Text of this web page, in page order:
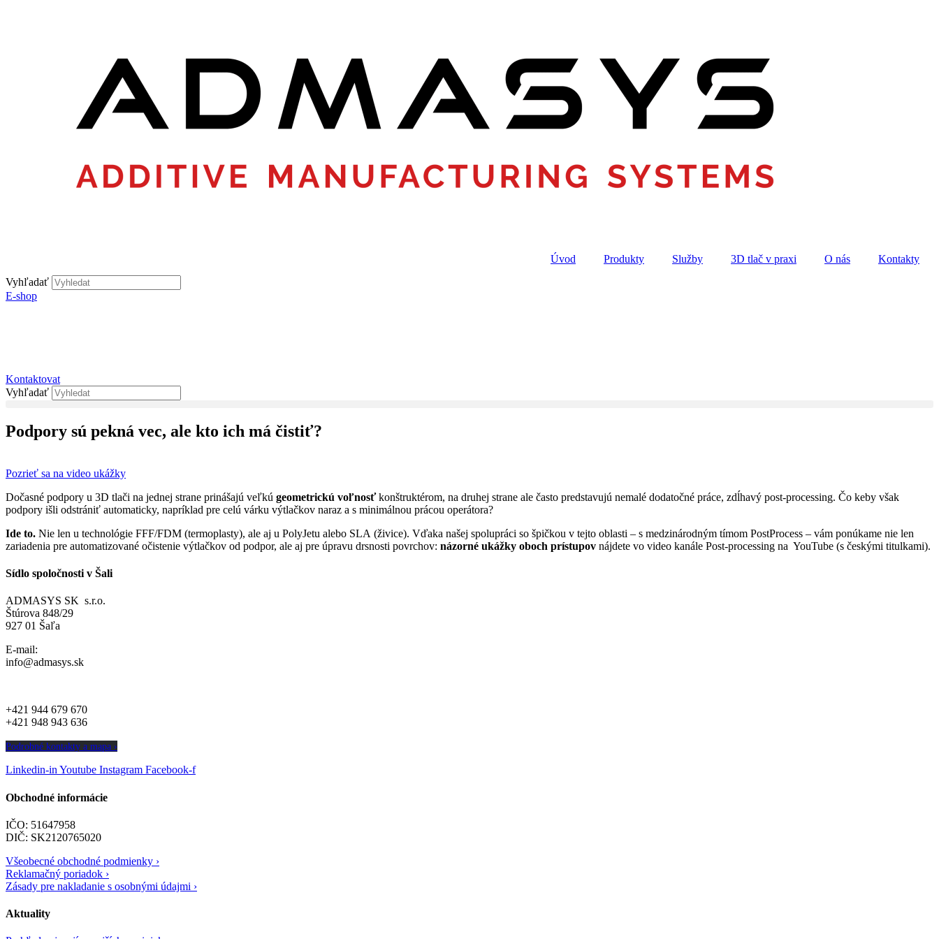
Úvod Produkty Služby 3D tlač v praxi O nás
Kontakty
Vyhľadať
E-shop
Kontaktovat
Vyhľadať
Podpory sú pekná vec, ale kto ich má čistiť?
Pozrieť sa na video ukážky
Dočasné podpory u 3D tlači na jednej strane prinášajú veľkú geometrickú voľnosťkonštruktérom, na druhej strane ale často predstavujú nemalé dodatočné práce, zdĺhavý post-processing. Čo keby však
podpory išli odstrániť automaticky, napríklad pre celú várku výtlačkov naraz a s minimálnou prácou operátora?
Ide to. Nie len u technológie FFF/FDM (termoplasty), ale aj u PolyJetu alebo SLA (živice). Vďaka našej spolupráci so špičkou v tejto oblasti – s medzinárodným tímom PostProcess – vám ponúkame nie len
zariadenia pre automatizované očistenie výtlačkov od podpor, ale aj pre úpravu drsnosti povrchov: názorné ukážky oboch prístupov nájdete vo video kanále Post-processing na YouTube (s českými titulkami).
Sídlo spoločnosti v Šali
ADMASYS SK s.r.o.
Štúrova 848/29
927 01 Šaľa
E-mail:
info@admasys.sk
+421 944 679 670
+421 948 943 636
Podrobné kontakty a mapa ›
Linkedin-in Youtube Instagram Facebook-f
Obchodné informácie
IČO: 51647958
DIČ: SK2120765020
Všeobecné obchodné podmienky ›
Reklamačný poriadok ›
Zásady pre nakladanie s osobnými údajmi ›
Aktuality